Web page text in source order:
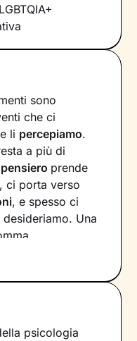
sono
che ci
li percepiamo.
a più di
pensiero prende
ci porta verso
, e spesso ci
Una
che porti a una
psicologia